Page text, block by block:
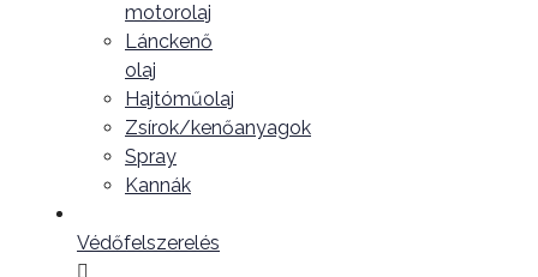
motorolaj
Lánckenő
olaj
Hajtóműolaj
Zsírok/kenőanyagok
Spray
Kannák
Védőfelszerelés